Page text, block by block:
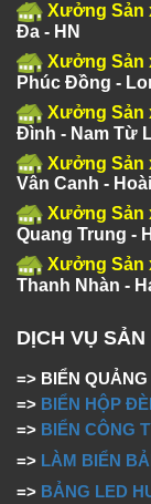
Xưởng Sản
Đa - HN
Xưởng Sản
Phúc Đồng -
Xưởng Sản
Đình - Nam Từ
Xưởng Sản
Vân Canh -
Xưởng Sản
Quang Trung -
Xưởng Sản
Thanh Nhàn -
DỊCH VỤ
=> BIỂN
=> BIỂN HỘP
=> BIỂN CÔNG
=> LÀM BIỂN
=> BẢNG LED